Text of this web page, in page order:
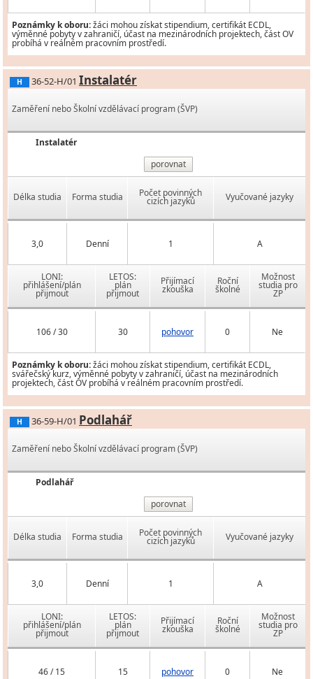
Poznámky k oboru:žáci mohou získat stipendium, certifikát ECDL,
výměnné pobyty v zahraničí, účast na mezinárodních projektech, část OV
probíhá v reálném pracovním prostředí.
H 36-52-H/01 Instalatér
Zaměření nebo Školní vzdělávací program (ŠVP)
Instalatér
porovnat
Délka studia Forma studia Počet povinných
cizích jazyků Vyučované jazyky
3,0 Denní 1 A
LONI:
přihlášení/plán
přijmout
LETOS:
plán
přijmout
Přijímací
zkouška
Roční
školné
Možnost
studia pro
ZP
106 / 30 30 pohovor 0 Ne
Poznámky k oboru:žáci mohou získat stipendium, certifikát ECDL,
svářečský kurz, výměnné pobyty v zahraničí, účast na mezinárodních
projektech, část OV probíhá v reálném pracovním prostředí.
H 36-59-H/01 Podlahář
Zaměření nebo Školní vzdělávací program (ŠVP)
Podlahář
porovnat
Délka studia Forma studia Počet povinných
cizích jazyků Vyučované jazyky
3,0 Denní 1 A
LONI:
přihlášení/plán
přijmout
LETOS:
plán
přijmout
Přijímací
zkouška
Roční
školné
Možnost
studia pro
ZP
46 / 15 15 pohovor 0 Ne